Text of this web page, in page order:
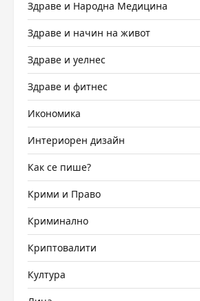
Здраве и Народна Медицина
Здраве и начин на живот
Здраве и уелнес
Здраве и фитнес
Икономика
Интериорен дизайн
Как се пише?
Крими и Право
Криминално
Криптовалити
Култура